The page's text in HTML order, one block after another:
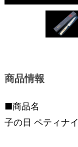
商品情報
■商品名
子の日 ペティナ